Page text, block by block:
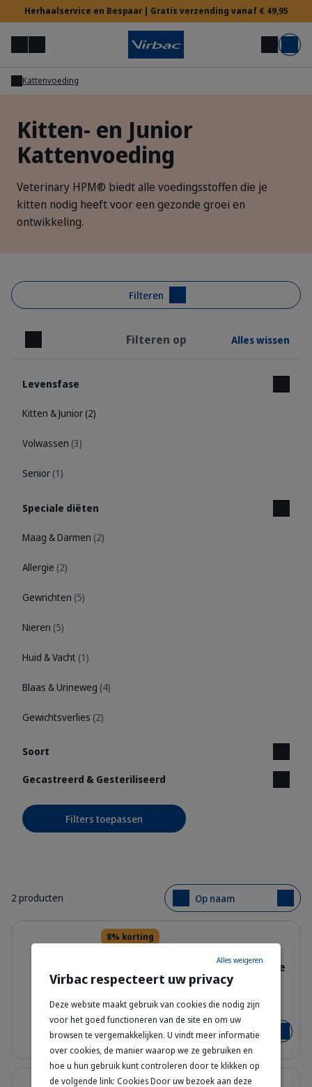
Herhaalservice en Bespaar | Gratis verzending vanaf € 49,95
MenuZoek op Mijn account Mand
Hulp nodig?
Kattenvoeding
Kitten- en Junior
Kattenvoeding
Veterinary HPM® biedt alle voedingsstoffen die je
kitten nodig heeft voor een gezonde groei en
ontwikkeling.
Filteren
Sluiten Filteren op Alles wissen
Levensfase
Kitten & Junior (2)
Volwassen (3)
Senior (1)
Speciale diëten
Maag & Darmen (2)
Allergie (2)
Gewrichten (5)
Nieren (5)
Huid & Vacht (1)
Blaas & Urineweg (4)
Gewichtsverlies (2)
Soort
Gecastreerd & Gesteriliseerd
Filters toepassen
2 producten Op naam
8% korting
Junior Neutered Cat –
Droogvoeding voor Gecastreerde
Kittens
3 kg - 1.5 kg
Vanaf€ 24,02 € 26,11 Voeg
8% korting
Virbac respecteert uw privacy
Deze website maakt gebruik van cookies die nodig zijn
voor het goed functioneren van de site en om uw
browsen te vergemakkelijken. U vindt meer informatie
over cookies, de manier waarop we ze gebruiken en
hoe u hun gebruik kunt controleren door te klikken op
de volgende link: Cookies Door uw bezoek aan deze
Alles weigeren